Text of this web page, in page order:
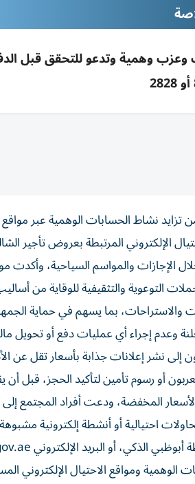
وهمية وتدعو للتحقق قبل
نشاط الحسابات الوهمية عبر
الإلكتروني المرتبطة بعروض تأجير
الإجازات والمواسم السياحية، وأكدت
التوعوية والتثقيفية للوقاية من
والاستراحات، بما يسهم في حماية
وعدم إجراء أي عمليات دفع أو تحويل
إلى نشر إعلانات جذابة بأسعار تقل عن
أو رسوم تأمين لتأكيد الحجز، قبل أن
المخفضة،ودعت أفراد المجتمع إلى
احتيالية أو أنشطة إلكترونية
ومواقع الاحتيال الإلكتروني